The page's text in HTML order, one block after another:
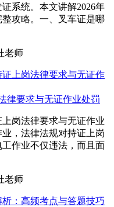
系统。本文讲解2026年
攻略。一、叉车证是哪
老师
律要求与无证作业处罚
岗法律要求与无证作业
，法律法规对持证上岗
作业不仅违法，而且面
老师